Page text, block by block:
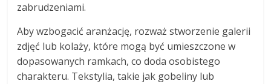
zabrudzeniami.
Aby wzbogacić aranżację, rozważ stworzenie galerii
zdjęć lub kolaży, które mogą być umieszczone w
dopasowanych ramkach, co doda osobistego
charakteru. Tekstylia, takie jak gobeliny lub